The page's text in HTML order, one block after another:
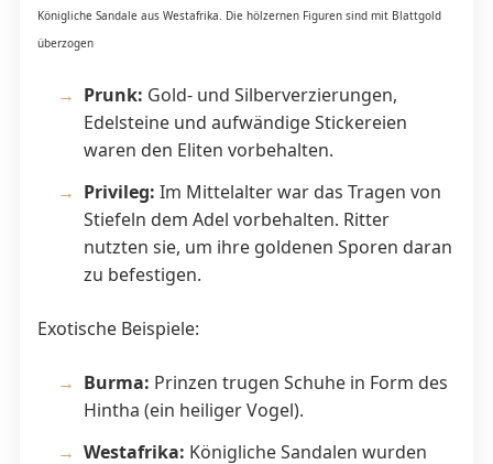
Königliche Sandale aus Westafrika. Die hölzernen Figuren sind mit Blattgold
überzogen
Prunk: Gold- und Silberverzierungen,
Edelsteine und aufwändige Stickereien
waren den Eliten vorbehalten.
Privileg: Im Mittelalter war das Tragen von
Stiefeln dem Adel vorbehalten. Ritter
nutzten sie, um ihre goldenen Sporen daran
zu befestigen.
Exotische Beispiele:
Burma: Prinzen trugen Schuhe in Form des
Hintha (ein heiliger Vogel).
Westafrika: Königliche Sandalen wurden